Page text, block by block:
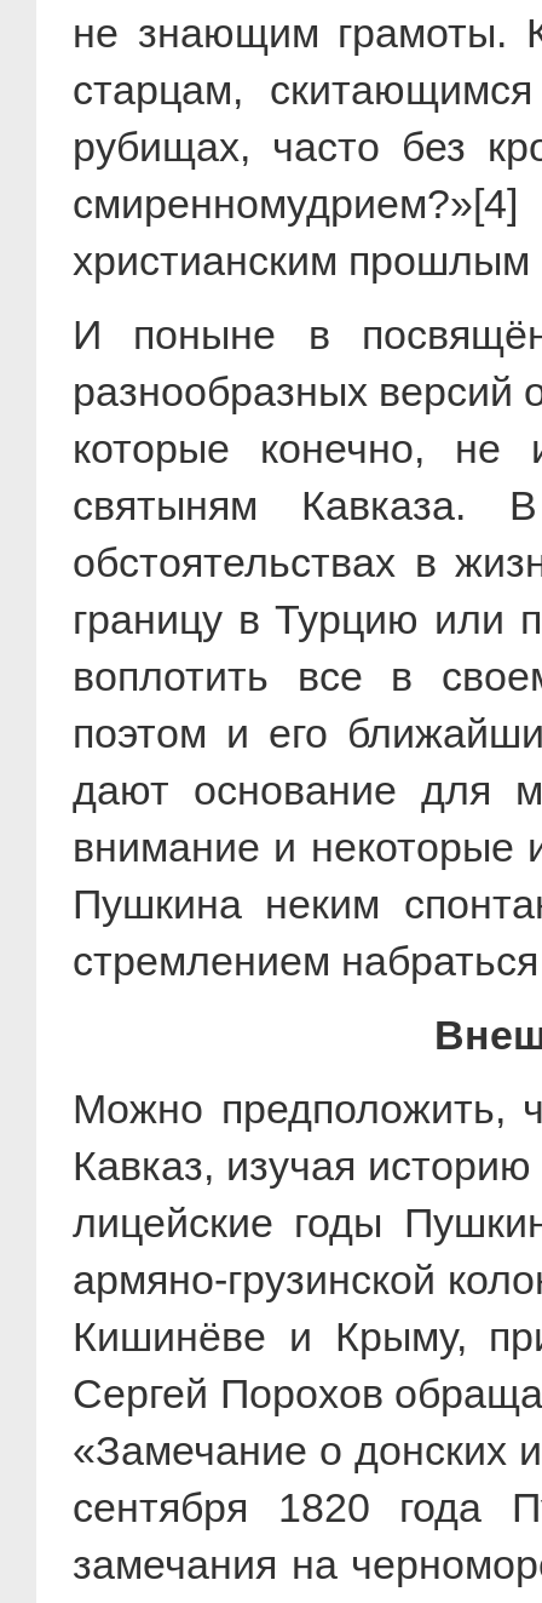
не знающим грамоты.
старцам,
рубищах, часто без
христианским прошлым
И поныне в
разнообразных версий
которые конечно, не
святыням Кавказа.
обстоятельствах в
границу в Турцию или
воплотить все в
поэтом и его
дают основание для
внимание и некоторые
Пушкина неким
стремлением
Можно предположить,
Кавказ, изучая
лицейские годы
армяно-грузинской
Кишинёве и Крыму,
Сергей Порохов
«Замечание о донских
сентября 1820 года
замечания на